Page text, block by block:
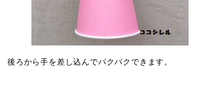
後ろから手を差し込んでパクパクできます。